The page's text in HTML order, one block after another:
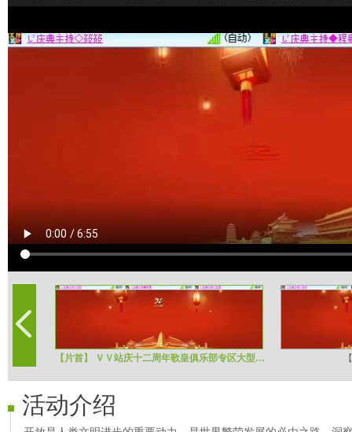
【片首】 ＶＶ站庆十二周年歌皇俱乐部专区大型庆典晚会
活动介绍